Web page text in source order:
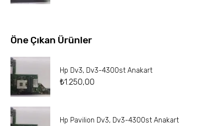
Öne Çıkan Ürünler
Hp Dv3, Dv3-4300st Anakart
₺1.250,00
Hp Pavilion Dv3, Dv3-4300st Anakart